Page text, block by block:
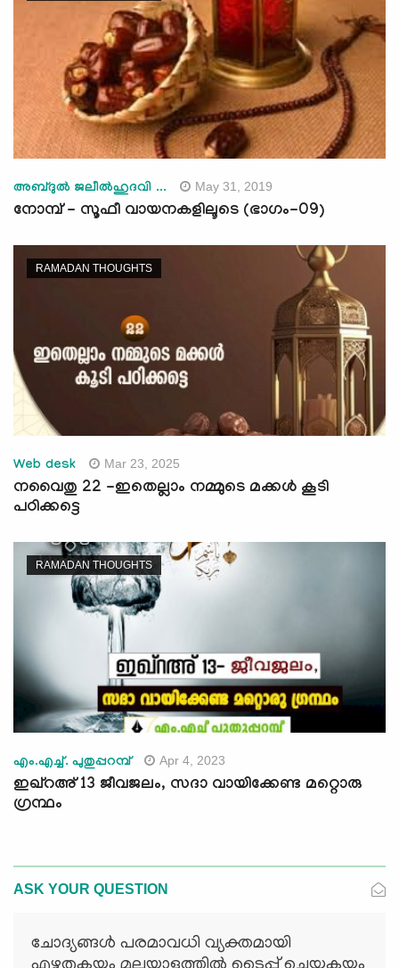
അബ്ദുല്‍ ജലീല്‍ഹുദവി ... May 31, 2019
നോമ്പ് - സൂഫീ വായനകളിലൂടെ (ഭാഗം-09)
RAMADAN THOUGHTS
Web desk Mar 23, 2025
നവൈതു 22 -ഇതെല്ലാം നമ്മുടെ മക്കള്‍ കൂടി
പഠിക്കട്ടെ
RAMADAN THOUGHTS
എം.എച്ച്. പുതുപ്പറമ്പ് Apr 4, 2023
ഇഖ്റഅ് 13 ജീവജലം, സദാ വായിക്കേണ്ട മറ്റൊരു
ഗ്രന്ഥം
ASK YOUR QUESTION
ചോദ്യങ്ങള്‍ പരമാവധി വ്യക്തമായി